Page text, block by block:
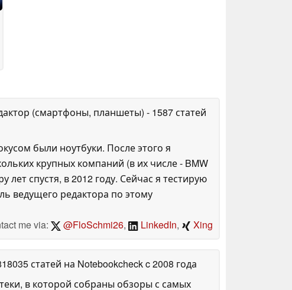
(смартфоны, планшеты) - 1587 статей
были ноутбуки. После этого я
крупных компаний (в их числе - BMW
спустя, в 2012 году. Сейчас я тестирую
ведущего редактора по этому
me via:
@FloSchmi26, LinkedIn, Xing
статей на Notebookcheckc 2008 года
в которой собраны обзоры с самых